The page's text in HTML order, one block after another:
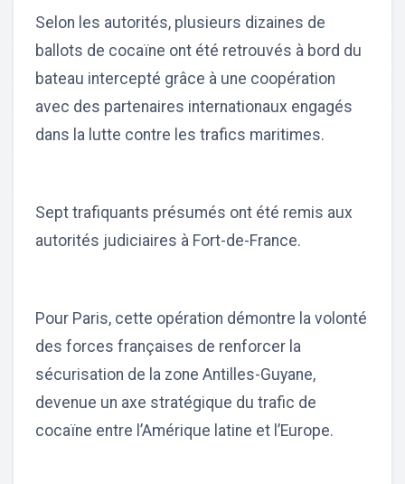
Selon les autorités, plusieurs dizaines de
ballots de cocaïne ont été retrouvés à bord du
bateau intercepté grâce à une coopération
avec des partenaires internationaux engagés
dans la lutte contre les trafics maritimes.
Sept trafiquants présumés ont été remis aux
autorités judiciaires à Fort-de-France.
Pour Paris, cette opération démontre la volonté
des forces françaises de renforcer la
sécurisation de la zone Antilles-Guyane,
devenue un axe stratégique du trafic de
cocaïne entre l’Amérique latine et l’Europe.